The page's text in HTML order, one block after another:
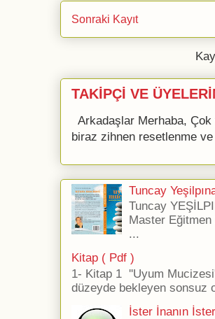
Sonraki Kayıt
TAKİPÇİ VE
Arkadaşlar Merhaba,
biraz zihnen resetlenme
Tuncay
Tuncay
Master
...
Kitap ( Pdf )
1- Kitap 1 ''Uyum
düzeyde bekleyen sonsuz
İster İnanın